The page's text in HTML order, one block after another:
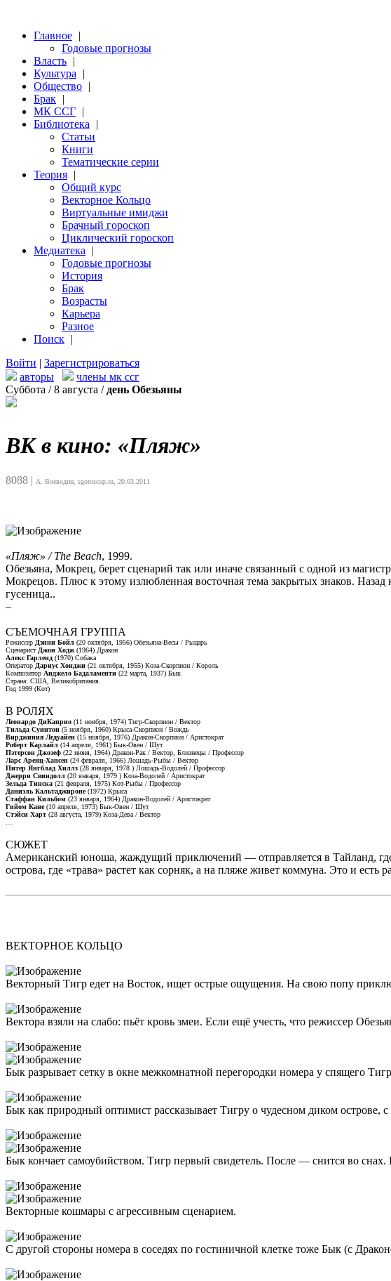
Главное |
Годовые прогнозы
Власть |
Культура
|
Общество |
Брак |
МК ССГ |
Библиотека
|
Статьи
Книги
Тематические серии
Теория |
Общий курс
Векторное Кольцо
Виртуальные имиджи
Брачный гороскоп
Циклический гороскоп
Медиатека
|
Годовые прогнозы
История
Брак
Возрасты
Карьера
Разное
Поиск |
Войти | Зарегистрироваться
авторы
члены мк ссг
Суббота / 8 августа / день Обезьяны
ВК в кино: «Пляж»
8088 | А. Воеводин, sgoroscop.ru, 20.03.2011
«Пляж» / The Beach, 1999.
Обезьяна, Мокрец, берет сценарий так или иначе связанный с одной из
Мокрецов. Плюс к этому излюбленная восточная тема закрытых знаков. Назад
гусеница..
–
СЪЕМОЧНАЯ ГРУППА
Режиссер Дэнни Бойл (20 октября, 1956) Обезьяна-Весы / Рыцарь
Сценарист Джон Ходж (1964) Дракон
Алекс Гарленд (1970) Собака
Оператор Дариус Хонджи (21 октября, 1955) Коза-Скорпион / Король
Композитор Анджело Бадаламенти (22 марта, 1937) Бык
Страна: США, Великобритания.
Год 1999 (Кот)
В РОЛЯХ
Леонардо ДиКаприо (11 ноября, 1974) Тигр-Скорпион / Вектор
Тильда Суинтон (5 ноября, 1960) Крыса-Скорпион / Вождь
Вирджиния Ледуайен (15 ноября, 1976) Дракон-Скорпион / Аристократ
Роберт Карлайл (14 апреля, 1961) Бык-Овен / Шут
Пэтерсон Джозеф (22 июня, 1964) Дракон-Рак / Вектор, Близнецы / Профессор
Ларс Аренц-Хансен (24 февраля, 1966) Лошадь-Рыбы / Вектор
Питер Янгблад Хиллз (28 января, 1978 ) Лошадь-Водолей / Профессор
Джерри Свиндолл (20 января, 1979 ) Коза-Водолей / Аристократ
Зельда Тинска (21 февраля, 1975) Кот-Рыбы / Профессор
Даниэль Кальтаджироне(1972) Крыса
Стаффан Кильбом (23 января, 1964) Дракон-Водолей / Аристократ
Гийом Кане(10 апреля, 1973) Бык-Овен / Шут
Стэйси Харт (28 августа, 1979) Коза-Дева / Вектор
СЮЖЕТ
Американский юноша, жаждущий приключений — отправляется в Тайланд, где
острова, где «трава» растет как сорняк, а на пляже живет коммуна. Это и
ВЕКТОРНОЕ КОЛЬЦО
Векторный Тигр едет на Восток, ищет острые ощущения. На свою попу
Вектора взяли на слабо: пьёт кровь змеи. Если ещё учесть, что режиссер
Бык разрывает сетку в окне межкомнатной перегородки номера у спящего
Бык как природный оптимист рассказывает Тигру о чудесном диком
Бык кончает самоубийством. Тигр первый свидетель. После — снится во
Векторные кошмары с агрессивным сценарием.
C другой стороны номера в соседях по гостиничной клетке тоже Бык (с